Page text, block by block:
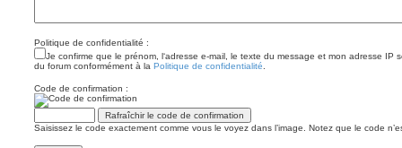
Politique de confidentialité :
Je confirme que le prénom, l‘adresse e-mail, le texte du message et mon adresse IP
du forum conformément à la Politique de confidentialité
Code de confirmation :
Saisissez le code exactement comme vous le voyez dans l’image. Notez que le code